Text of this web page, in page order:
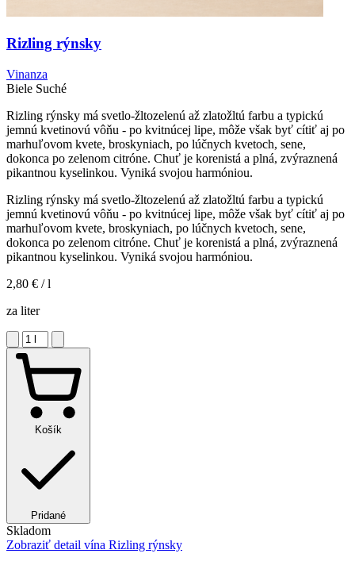
Rizling rýnsky
Vinanza
Biele Suché
Rizling rýnsky má svetlo-žltozelenú až zlatožltú farbu a typickú
jemnú kvetinovú vôňu - po kvitnúcej lipe, môže však byť cítiť aj po
marhuľovom kvete, broskyniach, po lúčnych kvetoch, sene,
dokonca po zelenom citróne. Chuť je korenistá a plná, zvýraznená
pikantnou kyselinkou. Vyniká svojou harmóniou.
Rizling rýnsky má svetlo-žltozelenú až zlatožltú farbu a typickú
jemnú kvetinovú vôňu - po kvitnúcej lipe, môže však byť cítiť aj po
marhuľovom kvete, broskyniach, po lúčnych kvetoch, sene,
dokonca po zelenom citróne. Chuť je korenistá a plná, zvýraznená
pikantnou kyselinkou. Vyniká svojou harmóniou.
2,80 € / l
za liter
Košík
Pridané
Skladom
Zobraziť detail vína Rizling rýnsky